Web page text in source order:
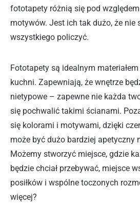
fototapety różnią się pod
motywów. Jest ich tak dużo, że nie
wszystkiego policzyć.
Fototapety są idealnym
kuchni. Zapewniają, że wnętrze
nietypowe – zapewne nie każda
się pochwalić takimi ścianami.
się kolorami i motywami, dzięki
może być dużo bardziej apetyczny
Możemy stworzyć miejsce, gdzie
będzie chciał przebywać, miejsce
posiłków i wspólne toczonych
więcej?